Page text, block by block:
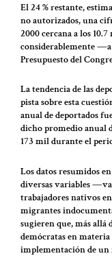
El 24 % restante,
no autorizados, una
2000 cercana a los
considerablemente ―a
Presupuesto del
La tendencia de las
pista sobre esta
anual de deportados
dicho promedio anual
173 mil durante el
Los datos resumidos
diversas variables
trabajadores nativos
migrantes
sugieren que, más allá
demócratas en
implementación de un